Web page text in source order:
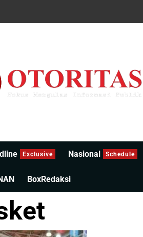
Exclusive Nasional Schedule
BoxRedaksi